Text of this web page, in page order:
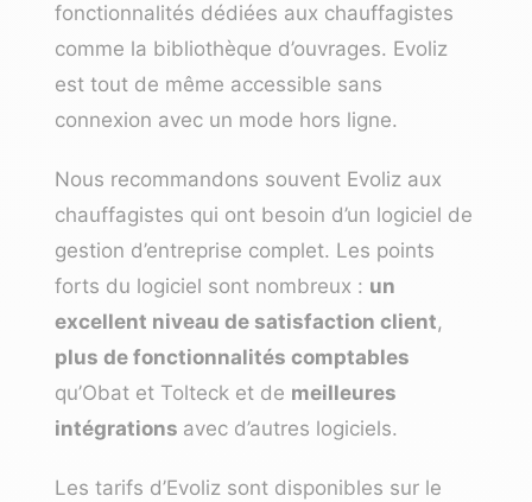
fonctionnalités dédiées aux chauffagistes
comme la bibliothèque d’ouvrages. Evoliz
est tout de même accessible sans
connexion avec un mode hors ligne.
Nous recommandons souvent Evoliz aux
chauffagistes qui ont besoin d’un logiciel de
gestion d’entreprise complet. Les points
forts du logiciel sont nombreux : un
excellent niveau de satisfaction client,
plus de fonctionnalités comptables
qu’Obat et Tolteck et de meilleures
intégrations avec d’autres logiciels.
Les tarifs d’Evoliz sont disponibles sur le